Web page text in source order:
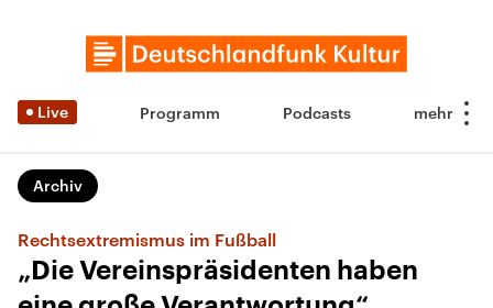
Live Programm Podcasts
Archiv
Rechtsextremismus im Fußball
„Die Vereinspräsidenten haben